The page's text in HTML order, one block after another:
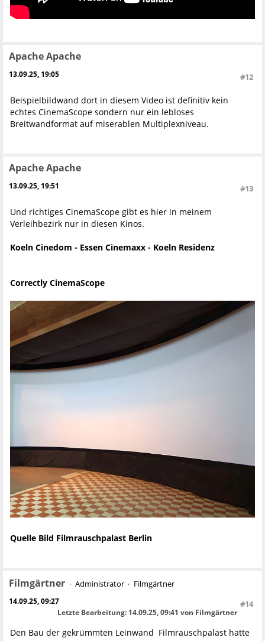
Apache Apache
13.09.25, 19:05 #12
Beispielbildwand dort in diesem Video ist definitiv kein
echtes CinemaScope sondern nur ein lebloses
Breitwandformat auf miserablen Multiplexniveau.
Apache Apache
13.09.25, 19:51 #13
Und richtiges CinemaScope gibt es hier in meinem
Verleihbezirk nur in diesen Kinos.
Koeln Cinedom - Essen Cinemaxx - Koeln Residenz
Correctly CinemaScope
Quelle Bild Filmrauschpalast Berlin
Filmgärtner Administrator Filmgärtner
14.09.25, 09:27 #14
Letzte Bearbeitung: 14.09.25, 09:41 von Filmgärtner
Den Bau der gekrümmten Leinwand Filmrauschpalast hatte